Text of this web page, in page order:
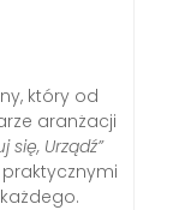
który od
aranżacji
się, Urządź”